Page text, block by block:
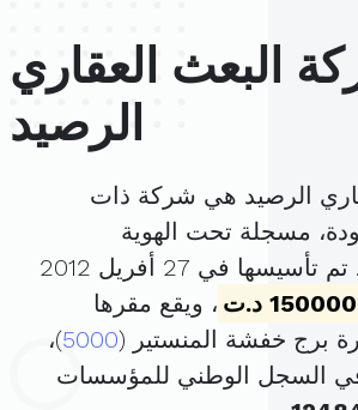
البعث العقاري
الرصيد
الرصيد هي شركة ذات
مسجلة تحت الهوية
. تم تأسيسها في 27 أفريل 2012
150000 د.ت
، ويقع مقرها
برج خفشة المنستير (5000)،
السجل الوطني للمؤسسات